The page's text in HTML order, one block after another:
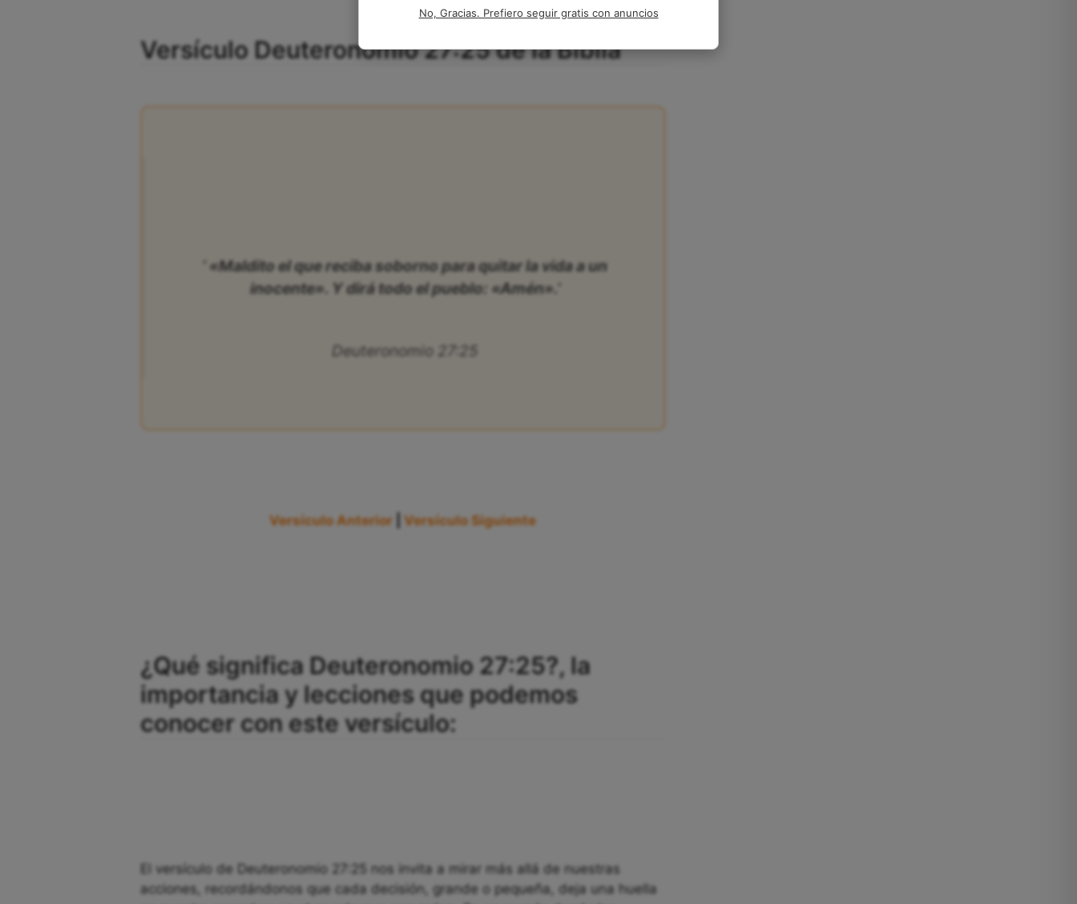
Versículo Deuteronomio 27:25 de la Biblia
‘ «Maldito el que reciba soborno para quitar la vida a un
inocente». Y dirá todo el pueblo: «Amén».’
Deuteronomio 27:25
Versículo Anterior |Versículo Siguiente
¿Qué significa Deuteronomio 27:25?, la
importancia y lecciones que podemos
conocer con este versículo:
El versículo de Deuteronomio 27:25 nos invita a mirar más allá de nuestras
acciones, recordándonos que cada decisión, grande o pequeña, deja una huella
No, Gracias. Prefiero seguir gratis con anuncios